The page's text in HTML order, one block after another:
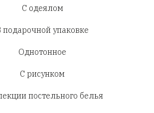
С одеялом
подарочной упаковке
Однотонное
С рисунком
постельного белья